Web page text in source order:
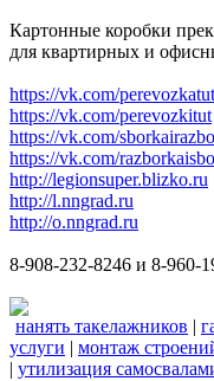
Картонные коробки
для квартирных и
https://vk.com/perevozkatut
https://vk.com/perevozkitut
https://vk.com/
https://vk.com/
http://legionsuper.blizko.ru
http://l.nngrad.ru
http://o.nngrad.ru
8-908-232-8246 и 8-960-
нанять такелажников |
услуги | монтаж
| утилизация